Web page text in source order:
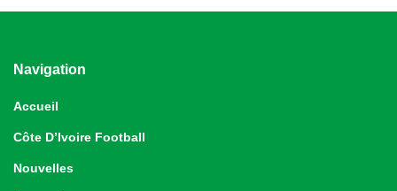
Navigation
Accueil
Côte D’Ivoire Football
Nouvelles